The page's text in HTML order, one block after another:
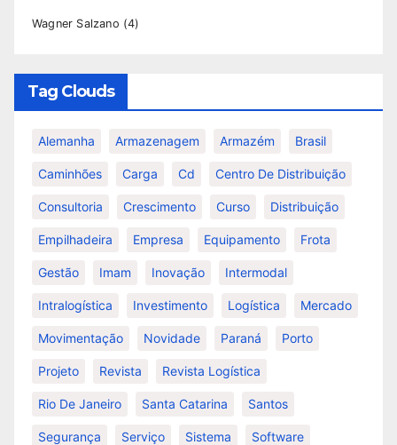
Wagner Salzano (4)
Tag Clouds
Alemanha Armazenagem Armazém Brasil
Caminhões Carga Cd Centro De Distribuição
Consultoria Crescimento Curso Distribuição
Empilhadeira Empresa Equipamento Frota
Gestão Imam Inovação Intermodal
Intralogística Investimento Logística Mercado
Movimentação Novidade Paraná Porto
Projeto Revista Revista Logística
Rio De Janeiro Santa Catarina Santos
Segurança Serviço Sistema Software